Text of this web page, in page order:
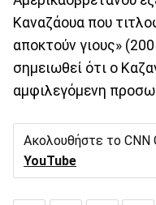
Καναζάουα που
αποκτούν γιους»
σημειωθεί ότι ο
αμφιλεγόμενη
Ακολουθήστε το CNN
YouTube